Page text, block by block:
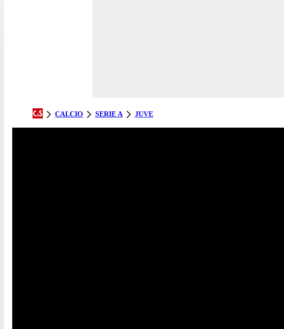
CALCIO SERIE A JUVE